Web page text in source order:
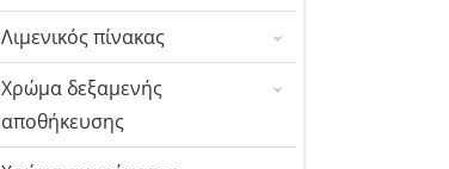
Λιμενικός πίνακας
Χρώμα δεξαμενής
αποθήκευσης